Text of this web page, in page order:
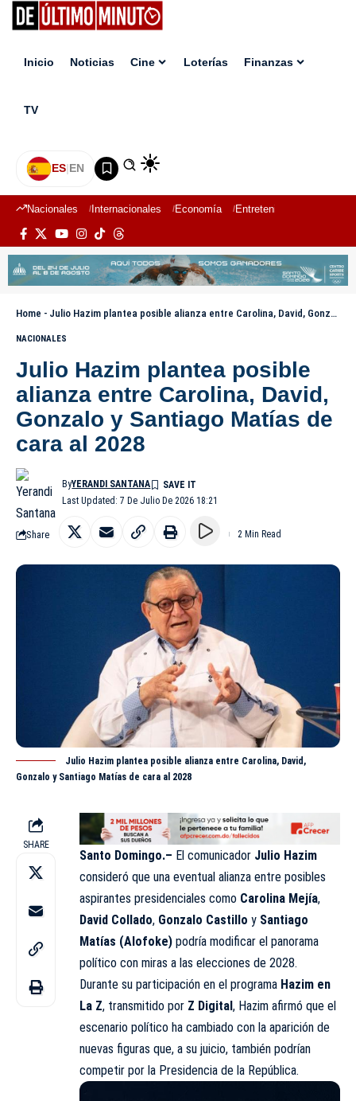
Inicio Noticias Cine Loterías Finanzas
TV
ES|EN
Nacionales Internacionales Economía Entretenimiento
Home - Julio Hazim plantea posible alianza entre Carolina, David, Gonzalo y Santiago Matías de cara al 2028
NACIONALES
Julio Hazim plantea posible
alianza entre Carolina, David,
Gonzalo y Santiago Matías de
cara al 2028
Last Updated: 7 De Julio De 2026 18:21
ByYERANDI SANTANA
Share 2 Min Read
Julio Hazim plantea posible alianza entre Carolina, David,
Gonzalo y Santiago Matías de cara al 2028
SHARE
Santo Domingo.– El comunicador Julio Hazim
consideró que una eventual alianza entre posibles
aspirantes presidenciales como Carolina Mejía,
David Collado, Gonzalo Castillo y Santiago
Matías (Alofoke) podría modificar el panorama
político con miras a las elecciones de 2028.
Durante su participación en el programa Hazim en
La Z, transmitido por Z Digital , Hazim afirmó que el
escenario político ha cambiado con la aparición de
nuevas figuras que, a su juicio, también podrían
competir por la Presidencia de la República.